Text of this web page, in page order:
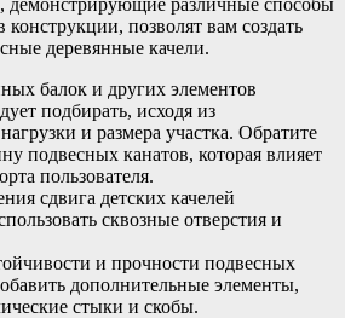
конструкции, позволят вам создать
деревянные качели.
балок и других элементов
подбирать, исходя из
и размера участка. Обратите
подвесных канатов, которая влияет
пользователя.
сдвига детских качелей
сквозные отверстия и
и прочности подвесных
дополнительные элементы,
стыки и скобы.